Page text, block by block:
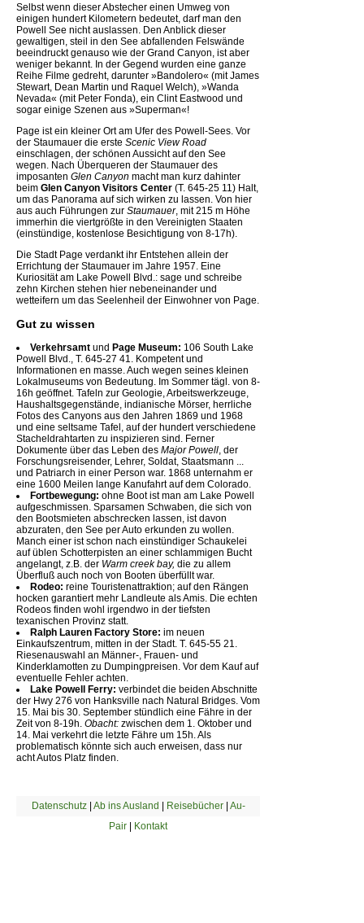
Selbst wenn dieser Abstecher einen Umweg von
einigen hundert Kilometern bedeutet, darf man den
Powell See nicht auslassen. Den Anblick dieser
gewaltigen, steil in den See abfallenden Felswände
beeindruckt genauso wie der Grand Canyon, ist aber
weniger bekannt. In der Gegend wurden eine ganze
Reihe Filme gedreht, darunter »Bandolero« (mit James
Stewart, Dean Martin und Raquel Welch), »Wanda
Nevada« (mit Peter Fonda), ein Clint Eastwood und
sogar einige Szenen aus »Superman«!
Page ist ein kleiner Ort am Ufer des Powell-Sees. Vor
der Staumauer die erste Scenic View Road
einschlagen, der schönen Aussicht auf den See
wegen. Nach Überqueren der Staumauer des
imposanten Glen Canyon macht man kurz dahinter
beim Glen Canyon Visitors Center (T. 645-25 11) Halt,
um das Panorama auf sich wirken zu lassen. Von hier
aus auch Führungen zur Staumauer, mit 215 m Höhe
immerhin die viertgrößte in den Vereinigten Staaten
(einstündige, kostenlose Besichtigung von 8-17h).
Die Stadt Page verdankt ihr Entstehen allein der
Errichtung der Staumauer im Jahre 1957. Eine
Kuriosität am Lake Powell Blvd.: sage und schreibe
zehn Kirchen stehen hier nebeneinander und
wetteifern um das Seelenheil der Einwohner von Page.
Gut zu wissen
Verkehrsamt und Page Museum: 106 South Lake
Powell Blvd., T. 645-27 41. Kompetent und
Informationen en masse. Auch wegen seines kleinen
Lokalmuseums von Bedeutung. Im Sommer tägl. von 8-
16h geöffnet. Tafeln zur Geologie, Arbeitswerkzeuge,
Haushaltsgegenstände, indianische Mörser, herrliche
Fotos des Canyons aus den Jahren 1869 und 1968
und eine seltsame Tafel, auf der hundert verschiedene
Stacheldrahtarten zu inspizieren sind. Ferner
Dokumente über das Leben des Major Powell , der
Forschungsreisender, Lehrer, Soldat, Staatsmann ...
und Patriarch in einer Person war. 1868 unternahm er
eine 1600 Meilen lange Kanufahrt auf dem Colorado.
Fortbewegung: ohne Boot ist man am Lake Powell
aufgeschmissen. Sparsamen Schwaben, die sich von
den Bootsmieten abschrecken lassen, ist davon
abzuraten, den See per Auto erkunden zu wollen.
Manch einer ist schon nach einstündiger Schaukelei
auf üblen Schotterpisten an einer schlammigen Bucht
angelangt, z.B. der Warm creek bay, die zu allem
Überfluß auch noch von Booten überfüllt war.
Rodeo: reine Touristenattraktion; auf den Rängen
hocken garantiert mehr Landleute als Amis. Die echten
Rodeos finden wohl irgendwo in der tiefsten
texanischen Provinz statt.
Ralph Lauren Factory Store: im neuen
Einkaufszentrum, mitten in der Stadt. T. 645-55 21.
Riesenauswahl an Männer-, Frauen- und
Kinderklamotten zu Dumpingpreisen. Vor dem Kauf auf
eventuelle Fehler achten.
Lake Powell Ferry: verbindet die beiden Abschnitte
der Hwy 276 von Hanksville nach Natural Bridges. Vom
15. Mai bis 30. September stündlich eine Fähre in der
Zeit von 8-19h. Obacht: zwischen dem 1. Oktober und
14. Mai verkehrt die letzte Fähre um 15h. Als
problematisch könnte sich auch erweisen, dass nur
acht Autos Platz finden.
Datenschutz| Ab ins Ausland | Reisebücher| Au-
Pair | Kontakt